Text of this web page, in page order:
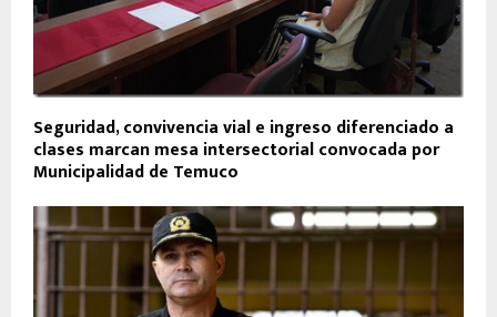
Seguridad, convivencia vial e ingreso diferenciado a
clases marcan mesa intersectorial convocada por
Municipalidad de Temuco